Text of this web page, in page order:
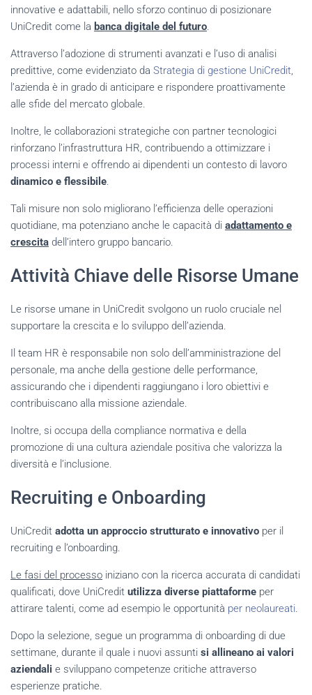
innovative e adattabili, nello sforzo continuo di posizionare
UniCredit come la banca digitale del futuro.
Attraverso l’adozione di strumenti avanzati e l’uso di analisi
predittive, come evidenziato da Strategia di gestione UniCredit,
l’azienda è in grado di anticipare e rispondere proattivamente
alle sfide del mercato globale.
Inoltre, le collaborazioni strategiche con partner tecnologici
rinforzano l’infrastruttura HR, contribuendo a ottimizzare i
processi interni e offrendo ai dipendenti un contesto di lavoro
dinamico e flessibile.
Tali misure non solo migliorano l’efficienza delle operazioni
quotidiane, ma potenziano anche le capacità di adattamento e
crescita dell’intero gruppo bancario.
Attività Chiave delle Risorse Umane
Le risorse umane in UniCredit svolgono un ruolo cruciale nel
supportare la crescita e lo sviluppo dell’azienda.
Il team HR è responsabile non solo dell’amministrazione del
personale, ma anche della gestione delle performance,
assicurando che i dipendenti raggiungano i loro obiettivi e
contribuiscano alla missione aziendale.
Inoltre, si occupa della compliance normativa e della
promozione di una cultura aziendale positiva che valorizza la
diversità e l’inclusione.
Recruiting e Onboarding
UniCredit adotta un approccio strutturato e innovativo per il
recruiting e l’onboarding.
Le fasi del processo iniziano con la ricerca accurata di candidati
qualificati, dove UniCredit utilizza diverse piattaforme per
attirare talenti, come ad esempio le opportunità per neolaureati.
Dopo la selezione, segue un programma di onboarding di due
settimane, durante il quale i nuovi assunti si allineano ai valori
aziendali e sviluppano competenze critiche attraverso
esperienze pratiche.